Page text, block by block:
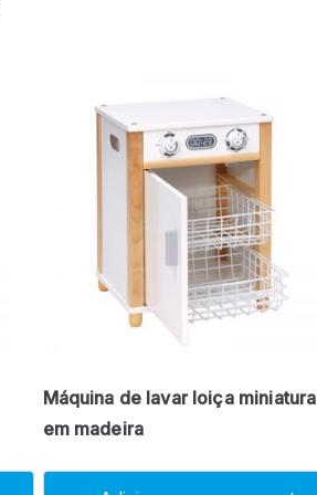
Máquina de lavar loiça miniatura
em madeira